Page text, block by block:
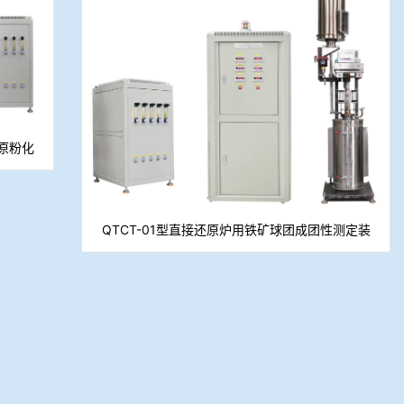
粉化
QTCT-01型直接还原炉用铁矿球团成团性测定装
置